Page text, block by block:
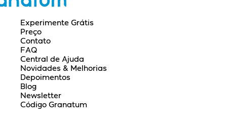
Experimente Grátis
Preço
Contato
FAQ
Central de Ajuda
Novidades & Melhorias
Depoimentos
Blog
Newsletter
Código Granatum